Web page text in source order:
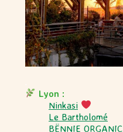
Lyon :
Ninkasi
Le Bartholomé
BËNNIE ORGANIC